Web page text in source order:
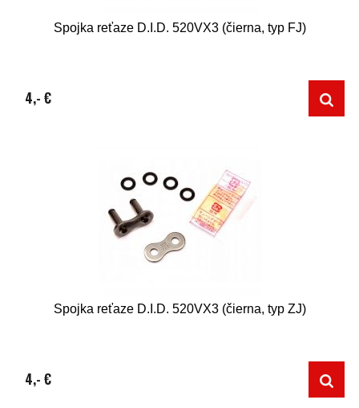
Spojka reťaze D.I.D. 520VX3 (čierna, typ FJ)
4,- €
Spojka reťaze D.I.D. 520VX3 (čierna, typ ZJ)
4,- €